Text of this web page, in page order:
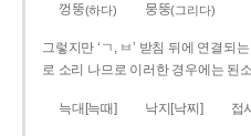
껑뚱(하다) 뭉뚱(그리다)
그렇지만 ‘ㄱ, ㅂ’ 받침 뒤에 연결되
로 소리 나므로 이러한 경우에는 된
늑대[늑때] 낙지[낙찌] 접